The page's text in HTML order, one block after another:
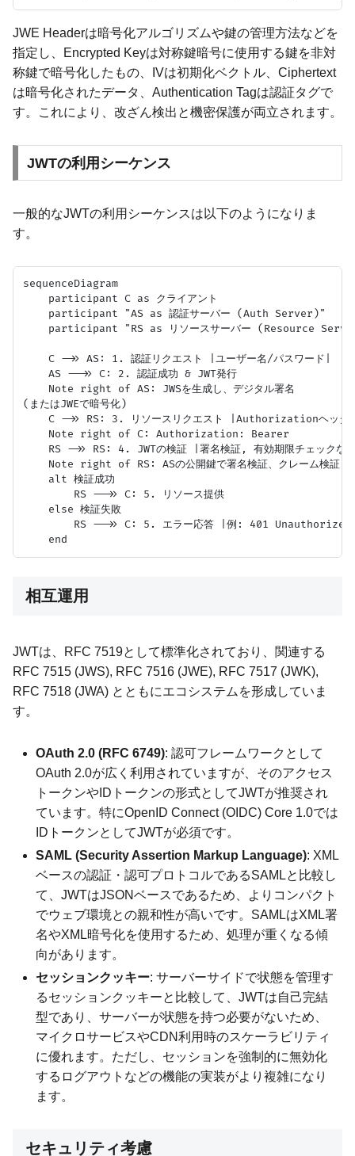
JWE Headerは暗号化アルゴリズムや鍵の管理方法などを
指定し、Encrypted Keyは対称鍵暗号に使用する鍵を非対
称鍵で暗号化したもの、IVは初期化ベクトル、Ciphertext
は暗号化されたデータ、Authentication Tagは認証タグで
す。これにより、改ざん検出と機密保護が両立されます。
JWTの利用シーケンス
一般的なJWTの利用シーケンスは以下のようになりま
す。
sequenceDiagram
    participant C as クライアント
    participant "AS as 認証サーバー (Auth Server)"
participant "RS as リソースサーバー (Resource
    C ->> AS: 1. 認証リクエスト |ユーザー名/パスワード|
    AS -->> C: 2. 認証成功 & JWT発行
    Note right of AS: JWSを生成し、デジタル署名
(またはJWEで暗号化)
C ->> RS: 3. リソースリクエスト |Authorizationヘッダ
    Note right of C: Authorization: Bearer
RS ->> RS: 4. JWTの検証 |署名検証, 有効期限チェックな
    Note right of RS: ASの公開鍵で署名検証、クレーム検証
    alt 検証成功
        RS -->> C: 5. リソース提供
    else 検証失敗
RS -->> C: 5. エラー応答 |例: 401
相互運用
JWTは、RFC 7519として標準化されており、関連する
RFC 7515 (JWS), RFC 7516 (JWE), RFC 7517 (JWK),
RFC 7518 (JWA) とともにエコシステムを形成していま
す。
OAuth 2.0 (RFC 6749): 認可フレームワークとして
OAuth 2.0が広く利用されていますが、そのアクセス
トークンやIDトークンの形式としてJWTが推奨され
ています。特にOpenID Connect (OIDC) Core 1.0では
IDトークンとしてJWTが必須です。
SAML (Security Assertion Markup Language): XML
ベースの認証・認可プロトコルであるSAMLと比較し
て、JWTはJSONベースであるため、よりコンパクト
でウェブ環境との親和性が高いです。SAMLはXML署
名やXML暗号化を使用するため、処理が重くなる傾
向があります。
セッションクッキー: サーバーサイドで状態を管理す
るセッションクッキーと比較して、JWTは自己完結
型であり、サーバーが状態を持つ必要がないため、
マイクロサービスやCDN利用時のスケーラビリティ
に優れます。ただし、セッションを強制的に無効化
するログアウトなどの機能の実装がより複雑になり
ます。
セキュリティ考慮